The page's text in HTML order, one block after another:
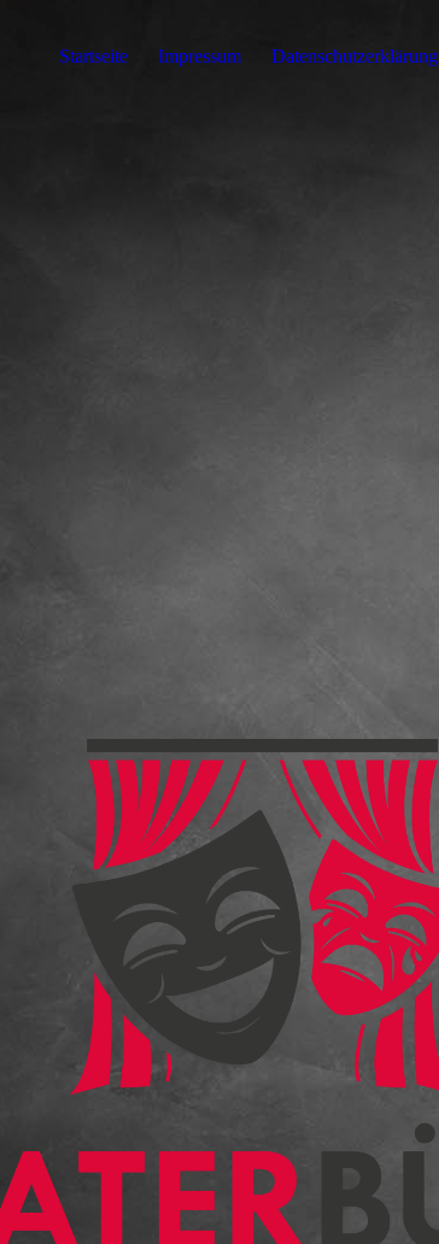
Startseite Impressum Datenschutzerklärung